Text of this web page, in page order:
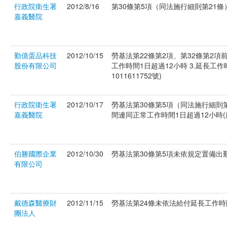
行政院衛生署
嘉義醫院
2012/8/16 第30條第5項（同法施行細則第21
勤億蛋品科技
股份有限公司
2012/10/15
勞基法第22條第2項、第32條第2項
工作時間1日超過12小時 3.延長工
1011611752號)
行政院衛生署
嘉義醫院
2012/10/17
勞基法第30條第5項（同法施行細
間連同正常工作時間1日超過12小
伯勝國際企業
有限公司
2012/10/30 勞基法第30條第5項未依規定置備
戴德森醫療財
團法人
2012/11/15 勞基法第24條未依法給付延長工作